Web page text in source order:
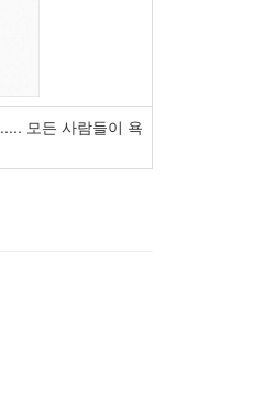
모든 사람들이 욕